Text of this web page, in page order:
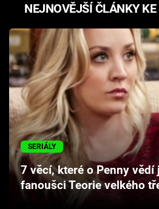
Témata
Filmy
Seriály
Hry
Cool Esport
Pořady
NEJNOVĚJŠÍ ČLÁNKY KE
SERIÁLY
7 věcí, které o Penny vědí
fanoušci Teorie velkého